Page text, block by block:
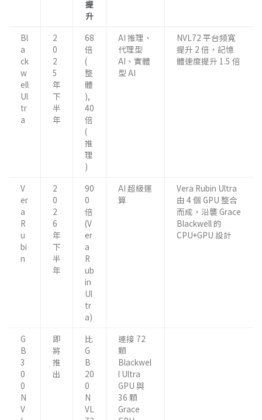
提
升
Bl
a
ck
w
ell
Ul
tr
a
2
0
2
5
年
下
半
年
68
倍
(
整
體
),
40
倍
(
推
理
)
AI 推理、
代理型
AI、實體
型 AI
NVL72 平台頻寬
提升 2 倍，記憶
體速度提升 1.5 倍
V
er
a
R
u
bi
n
2
0
2
6
年
下
半
年
90
0
倍
(V
er
a
R
ub
in
Ul
tr
a)
AI 超級運
算
Vera Rubin Ultra
由 4 個 GPU 整合
而成，沿襲 Grace
Blackwell 的
CPU+GPU 設計
G
B
3
0
0
N
V
即
將
推
出
比
G
B
20
0
N
VL
連接 72
顆
Blackwel
l Ultra
GPU 與
36 顆
Grace